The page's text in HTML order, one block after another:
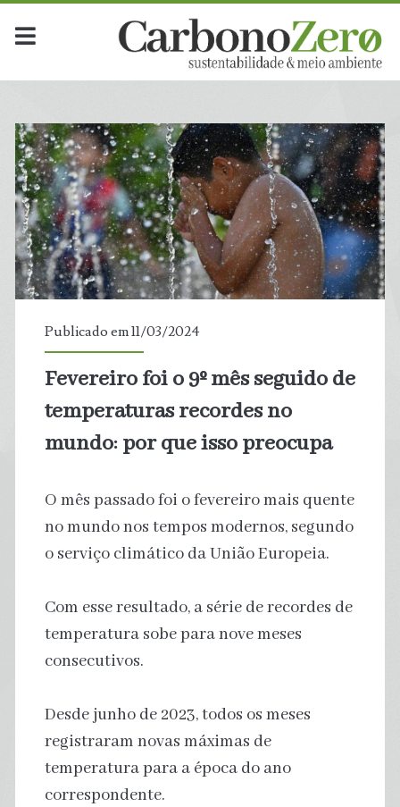
Publicado em 11/03/2024
Fevereiro foi o 9º mês seguido de
temperaturas recordes no
mundo: por que isso preocupa
O mês passado foi o fevereiro mais quente
no mundo nos tempos modernos, segundo
o serviço climático da União Europeia.
Com esse resultado, a série de recordes de
temperatura sobe para nove meses
consecutivos.
Desde junho de 2023, todos os meses
registraram novas máximas de
temperatura para a época do ano
correspondente.